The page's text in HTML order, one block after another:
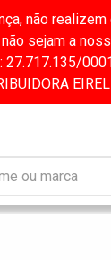
não
sejam a
27.717.135/